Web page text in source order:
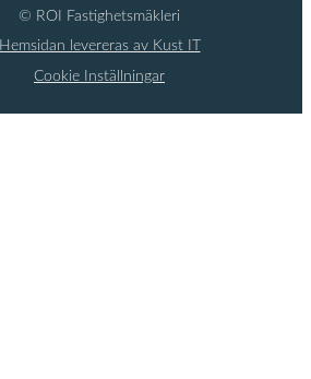
© ROI Fastighetsmäkleri
Hemsidan levereras av Kust IT
Cookie Inställningar